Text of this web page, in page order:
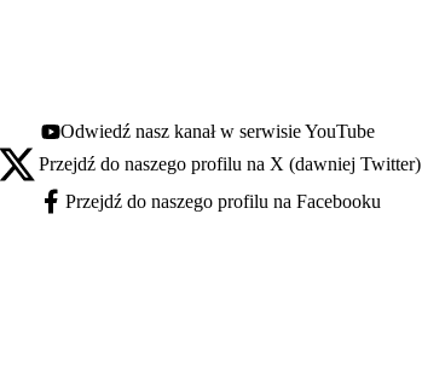
Youtube - otwiera się w nowej karcie
Odwiedź nasz kanał w serwisie YouTube
X - otwiera się w nowej karcie
Przejdź do naszego profilu na X (dawniej Twitter)
Facebook - otwiera się w nowej karcie
Przejdź do naszego profilu na Facebooku